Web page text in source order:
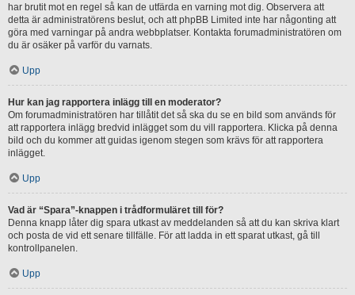
har brutit mot en regel så kan de utfärda en varning mot dig. Observera att
detta är administratörens beslut, och att phpBB Limited inte har någonting att
göra med varningar på andra webbplatser. Kontakta forumadministratören om
du är osäker på varför du varnats.
Upp
Hur kan jag rapportera inlägg till en moderator?
Om forumadministratören har tillåtit det så ska du se en bild som används för
att rapportera inlägg bredvid inlägget som du vill rapportera. Klicka på denna
bild och du kommer att guidas igenom stegen som krävs för att rapportera
inlägget.
Upp
Vad är “Spara”-knappen i trådformuläret till för?
Denna knapp låter dig spara utkast av meddelanden så att du kan skriva klart
och posta de vid ett senare tillfälle. För att ladda in ett sparat utkast, gå till
kontrollpanelen.
Upp